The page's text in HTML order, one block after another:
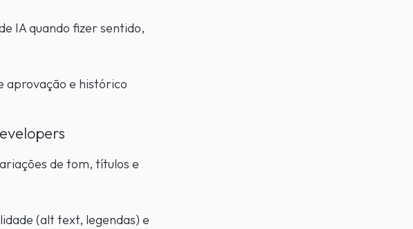
IA quando fizer sentido,
aprovação e histórico
de tom, títulos e
(alt text, legendas) e